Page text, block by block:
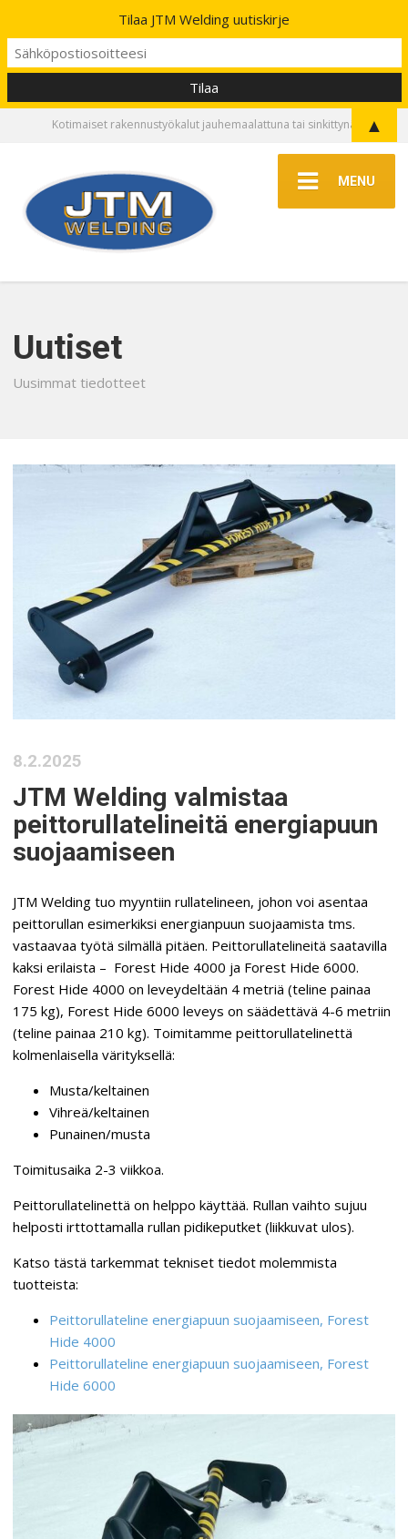
Kotimaiset rakennustyökalut jauhemaalattuna tai sinkittynä
MENU
Uutiset
Uusimmat tiedotteet
8.2.2025
JTM Welding valmistaa
peittorullatelineitä energiapuun
suojaamiseen
JTM Welding tuo myyntiin rullatelineen, johon voi asentaa
peittorullan esimerkiksi energianpuun suojaamista tms.
vastaavaa työtä silmällä pitäen. Peittorullatelineitä saatavilla
kaksi erilaista – Forest Hide 4000 ja Forest Hide 6000.
Forest Hide 4000 on leveydeltään 4 metriä (teline painaa
175 kg), Forest Hide 6000 leveys on säädettävä 4-6 metriin
(teline painaa 210 kg). Toimitamme peittorullatelinettä
kolmenlaisella värityksellä:
Musta/keltainen
Vihreä/keltainen
Punainen/musta
Toimitusaika 2-3 viikkoa.
Peittorullatelinettä on helppo käyttää. Rullan vaihto sujuu
helposti irttottamalla rullan pidikeputket (liikkuvat ulos).
Katso tästä tarkemmat tekniset tiedot molemmista
tuotteista:
Peittorullateline energiapuun suojaamiseen, Forest
Hide 4000
Peittorullateline energiapuun suojaamiseen, Forest
Hide 6000
Tilaa JTM Welding uutiskirje
▲